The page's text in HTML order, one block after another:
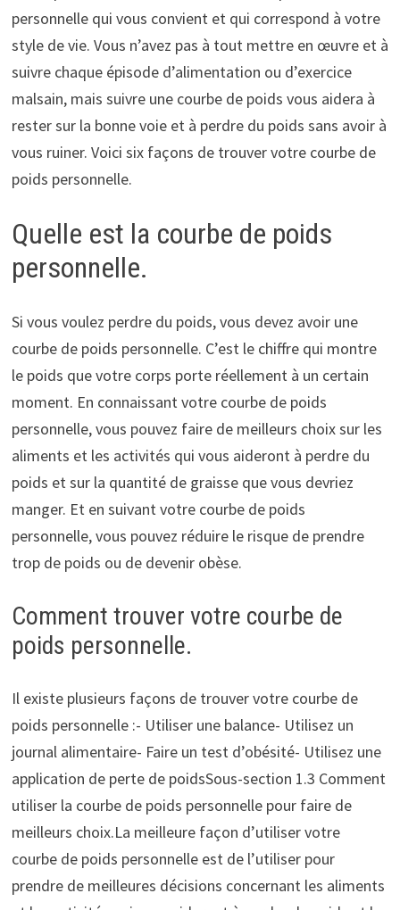
personnelle qui vous convient et qui correspond à votre
style de vie. Vous n’avez pas à tout mettre en œuvre et à
suivre chaque épisode d’alimentation ou d’exercice
malsain, mais suivre une courbe de poids vous aidera à
rester sur la bonne voie et à perdre du poids sans avoir à
vous ruiner. Voici six façons de trouver votre courbe de
poids personnelle.
Quelle est la courbe de poids
personnelle.
Si vous voulez perdre du poids, vous devez avoir une
courbe de poids personnelle. C’est le chiffre qui montre
le poids que votre corps porte réellement à un certain
moment. En connaissant votre courbe de poids
personnelle, vous pouvez faire de meilleurs choix sur les
aliments et les activités qui vous aideront à perdre du
poids et sur la quantité de graisse que vous devriez
manger. Et en suivant votre courbe de poids
personnelle, vous pouvez réduire le risque de prendre
trop de poids ou de devenir obèse.
Comment trouver votre courbe de
poids personnelle.
Il existe plusieurs façons de trouver votre courbe de
poids personnelle :- Utiliser une balance- Utilisez un
journal alimentaire- Faire un test d’obésité- Utilisez une
application de perte de poidsSous-section 1.3 Comment
utiliser la courbe de poids personnelle pour faire de
meilleurs choix.La meilleure façon d’utiliser votre
courbe de poids personnelle est de l’utiliser pour
prendre de meilleures décisions concernant les aliments